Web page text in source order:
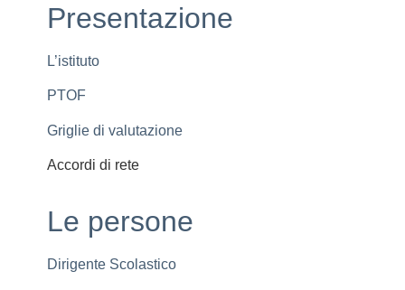
Presentazione
L’istituto
PTOF
Griglie di valutazione
Accordi di rete
Le persone
Dirigente Scolastico